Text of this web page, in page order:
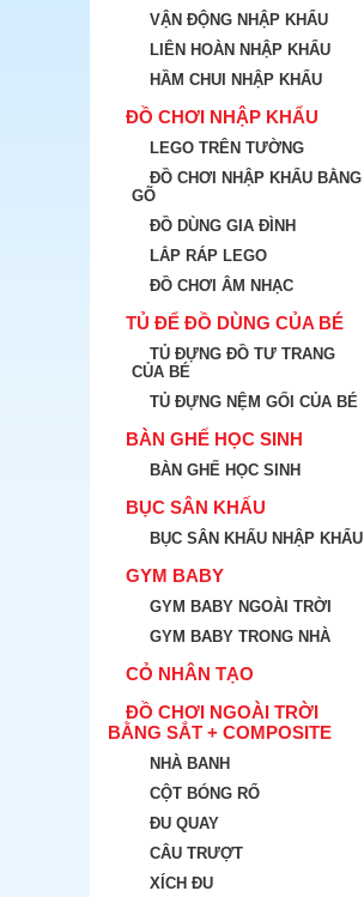
VẬN ĐỘNG NHẬP KHẨU
LIÊN HOÀN NHẬP KHẨU
HẦM CHUI NHẬP KHẨU
ĐỒ CHƠI NHẬP KHẨU
LEGO TRÊN TƯỜNG
ĐỒ CHƠI NHẬP KHẨU BẰNG
GÕ
ĐỒ DÙNG GIA ĐÌNH
LẮP RÁP LEGO
ĐỒ CHƠI ÂM NHẠC
TỦ ĐỂ ĐỒ DÙNG CỦA BÉ
TỦ ĐỰNG ĐỒ TƯ TRANG
CỦA BÉ
TỦ ĐỰNG NỆM GỐI CỦA BÉ
BÀN GHẾ HỌC SINH
BÀN GHẾ HỌC SINH
BỤC SÂN KHẤU
BỤC SÂN KHẤU NHẬP KHẨU
GYM BABY
GYM BABY NGOÀI TRỜI
GYM BABY TRONG NHÀ
CỎ NHÂN TẠO
ĐỒ CHƠI NGOÀI TRỜI
BẰNG SẮT + COMPOSITE
NHÀ BANH
CỘT BÓNG RỔ
ĐU QUAY
CÂU TRƯỢT
XÍCH ĐU